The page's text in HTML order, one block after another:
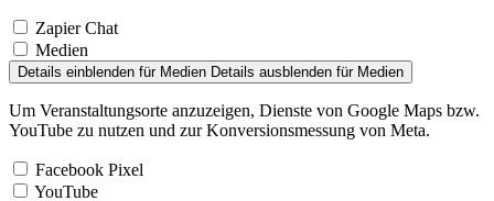
Zapier Chat
Medien
Details einblenden für Medien Details ausblenden für Medien
Um Veranstaltungsorte anzuzeigen, Dienste von Google Maps bzw.
YouTube zu nutzen und zur Konversionsmessung von Meta.
Facebook Pixel
YouTube